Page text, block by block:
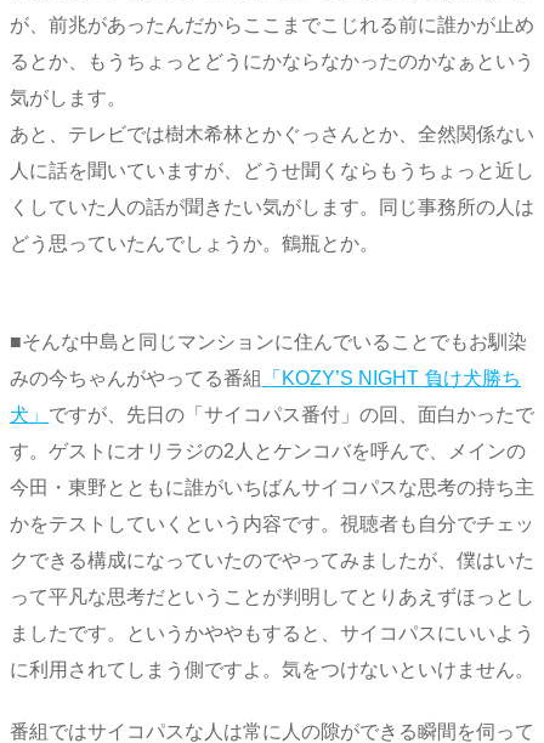
が、前兆があったんだからここまでこじれる前に誰かが止め
るとか、もうちょっとどうにかならなかったのかなぁという
気がします。
あと、テレビでは樹木希林とかぐっさんとか、全然関係ない
人に話を聞いていますが、どうせ聞くならもうちょっと近し
くしていた人の話が聞きたい気がします。同じ事務所の人は
どう思っていたんでしょうか。鶴瓶とか。
■そんな中島と同じマンションに住んでいることでもお馴染
みの今ちゃんがやってる番組
「KOZY’S NIGHT 負け犬勝ち
犬」 ですが、先日の「サイコパス番付」の回、面白かったで
す。ゲストにオリラジの2人とケンコバを呼んで、メインの
今田・東野とともに誰がいちばんサイコパスな思考の持ち主
かをテストしていくという内容です。視聴者も自分でチェッ
クできる構成になっていたのでやってみましたが、僕はいた
って平凡な思考だということが判明してとりあえずほっとし
ましたです。というかややもすると、サイコパスにいいよう
に利用されてしまう側ですよ。気をつけないといけません。
番組ではサイコパスな人は常に人の隙ができる瞬間を伺って